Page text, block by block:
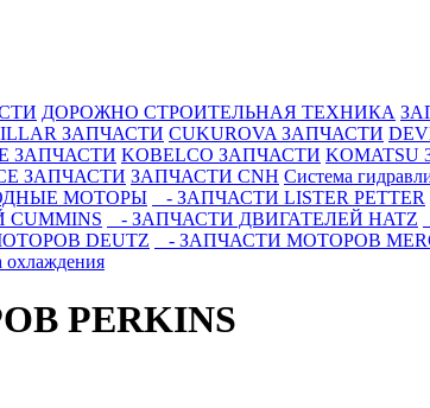
ДОРОЖНО СТРОИТЕЛЬНАЯ ТЕХНИКА
ЗАПЧАСТИ CUKUROVA ЗАПЧАСТИ
ЗАПЧАСТИ KOBELCO ЗАПЧАСТИ
ЗАПЧАСТИ ЗАПЧАСТИ CNH Система
МОТОРЫ - ЗАПЧАСТИ LISTER PETTER
- ЗАПЧАСТИ ДВИГАТЕЛЕЙ HATZ
DEUTZ - ЗАПЧАСТИ МОТОРОВ
охлаждения
PERKINS